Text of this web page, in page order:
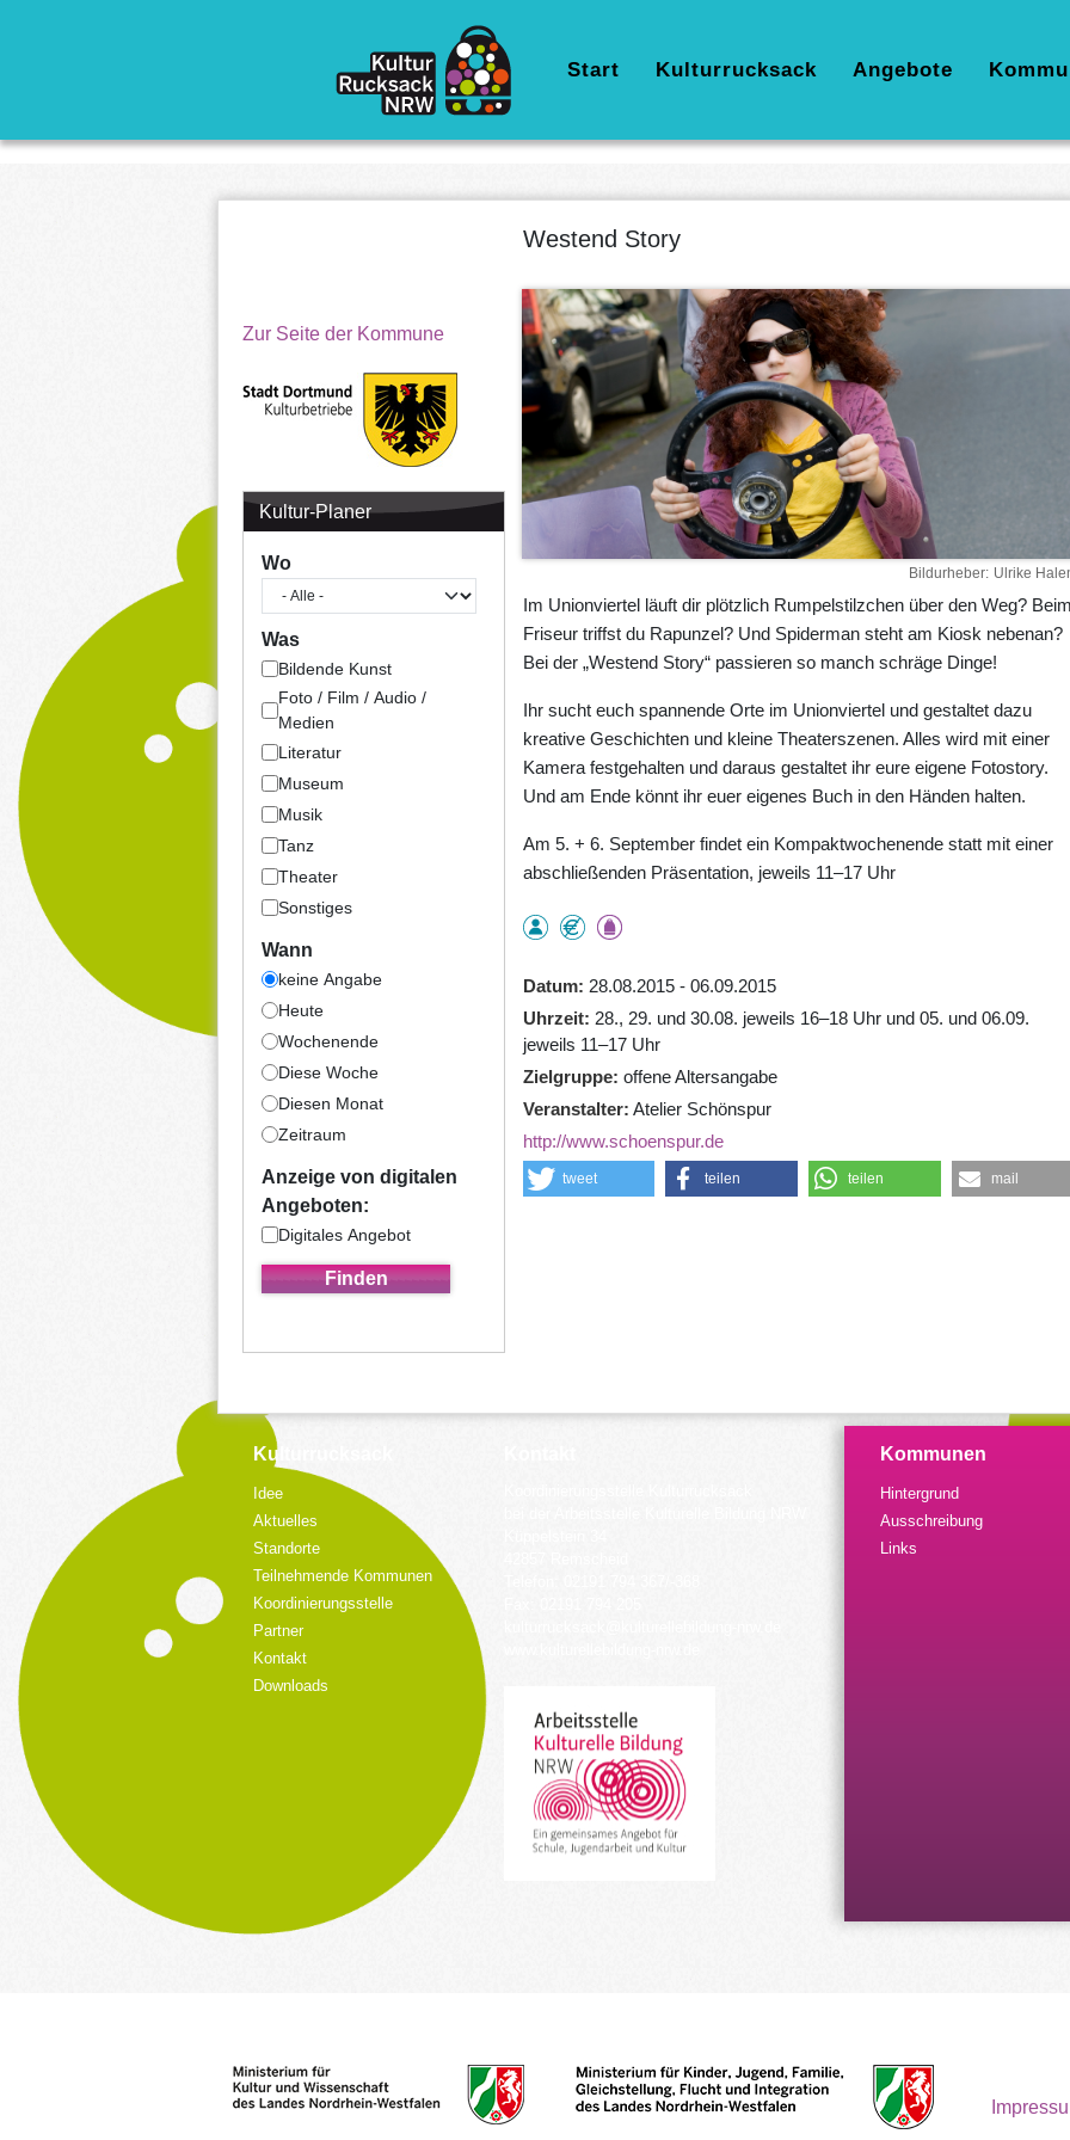
Hauptnavigation
Start Kulturrucksack Angebote
Zur Seite der Kommune
Kultur-Planer
Wo
Was
Bildende Kunst
Foto / Film / Audio /
Medien
Literatur
Museum
Musik
Tanz
Theater
Sonstiges
Wann
keine Angabe
Heute
Wochenende
Diese Woche
Diesen Monat
Zeitraum
Anzeige von digitalen
Angeboten:
Digitales Angebot
Westend Story
Bildurheber Ulrike
Im Unionviertel läuft dir plötzlich Rumpelstilzchen über den Weg?
Friseur triffst du Rapunzel? Und Spiderman steht am Kiosk nebenan?
Bei der „Westend Story“ passieren so manch schräge Dinge!
Ihr sucht euch spannende Orte im Unionviertel und gestaltet dazu
kreative Geschichten und kleine Theaterszenen. Alles wird mit einer
Kamera festgehalten und daraus gestaltet ihr eure eigene Fotostory.
Und am Ende könnt ihr euer eigenes Buch in den Händen halten.
Am 5. + 6. September findet ein Kompaktwochenende statt mit einer
abschließenden Präsentation, jeweils 11–17 Uhr
Datum
28.08.2015 - 06.09.2015
Uhrzeit
28., 29. und 30.08. jeweils 16–18 Uhr und 05. und 06.09.
jeweils 11–17 Uhr
Zielgruppe offene Altersangabe
Veranstalter Atelier Schönspur
http://www.schoenspur.de
tweet teilen teilen mail
Kulturrucksack
Idee
Aktuelles
Standorte
Teilnehmende Kommunen
Koordinierungsstelle
Partner
Kontakt
Downloads
Kommunen
Hintergrund
Ausschreibung
Links